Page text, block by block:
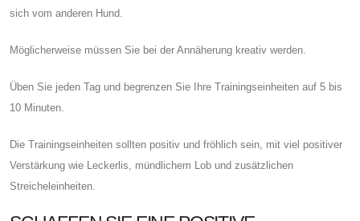
sich vom anderen Hund.
Möglicherweise müssen Sie bei der Annäherung kreativ werden.
Üben Sie jeden Tag und begrenzen Sie Ihre Trainingseinheiten auf 5 bis
10 Minuten.
Die Trainingseinheiten sollten positiv und fröhlich sein, mit viel positiver
Verstärkung wie Leckerlis, mündlichem Lob und zusätzlichen
Streicheleinheiten.